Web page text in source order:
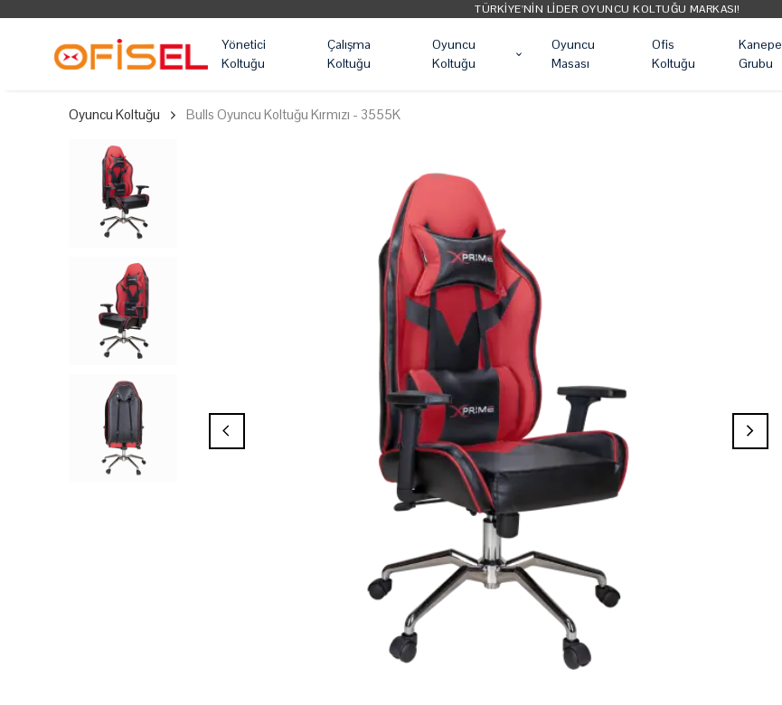
TÜM ÜRÜNLER ÜCRETSIZ KARGO
Yönetici
Koltuğu
Çalışma
Koltuğu
Oyuncu
Koltuğu
Oyuncu
Masası
Ofis
Koltuğu
Kanepe
Grubu
Oyuncu Koltuğu Bulls Oyuncu Koltuğu Kırmızı - 3555K